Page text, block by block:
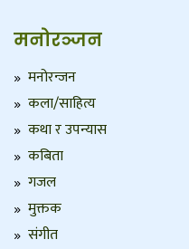
मनोरञ्जन
मनोरन्जन
कला/साहित्य
कथा र उपन्यास
कबिता
गजल
मुक्तक
संगीत